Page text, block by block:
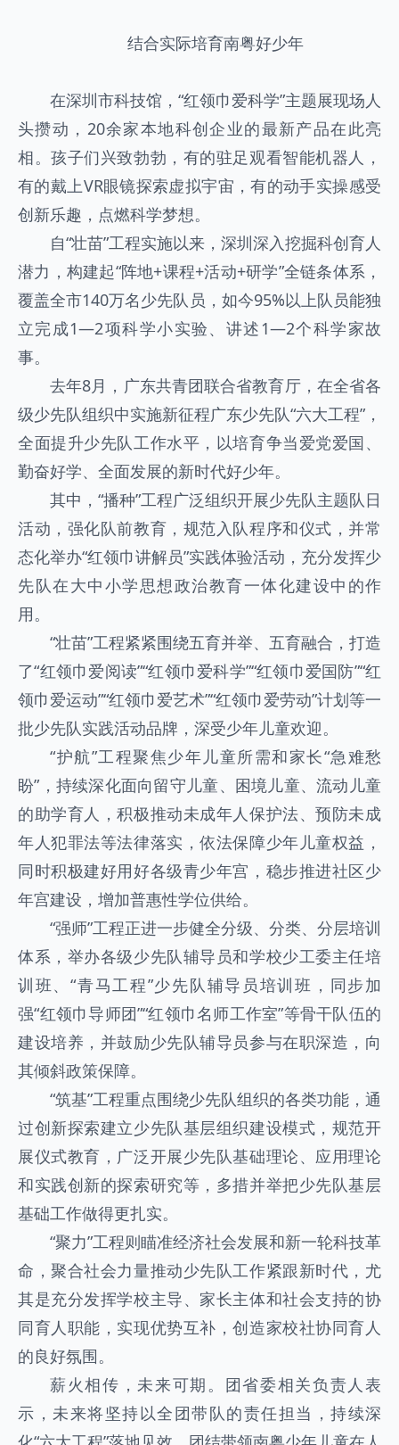
结合实际培育南粤好少年
在深圳市科技馆，“红领巾爱科学”主题展现场人
头攒动，20余家本地科创企业的最新产品在此亮
相。孩子们兴致勃勃，有的驻足观看智能机器人，
有的戴上VR眼镜探索虚拟宇宙，有的动手实操感受
创新乐趣，点燃科学梦想。
自“壮苗”工程实施以来，深圳深入挖掘科创育人
潜力，构建起“阵地+课程+活动+研学”全链条体系，
覆盖全市140万名少先队员，如今95%以上队员能独
立完成1—2项科学小实验、讲述1—2个科学家故
事。
去年8月，广东共青团联合省教育厅，在全省各
级少先队组织中实施新征程广东少先队“六大工程”，
全面提升少先队工作水平，以培育争当爱党爱国、
勤奋好学、全面发展的新时代好少年。
其中，“播种”工程广泛组织开展少先队主题队日
活动，强化队前教育，规范入队程序和仪式，并常
态化举办“红领巾讲解员”实践体验活动，充分发挥少
先队在大中小学思想政治教育一体化建设中的作
用。
“壮苗”工程紧紧围绕五育并举、五育融合，打造
了“红领巾爱阅读”“红领巾爱科学”“红领巾爱国防”“红
领巾爱运动”“红领巾爱艺术”“红领巾爱劳动”计划等一
批少先队实践活动品牌，深受少年儿童欢迎。
“护航”工程聚焦少年儿童所需和家长“急难愁
盼”，持续深化面向留守儿童、困境儿童、流动儿童
的助学育人，积极推动未成年人保护法、预防未成
年人犯罪法等法律落实，依法保障少年儿童权益，
同时积极建好用好各级青少年宫，稳步推进社区少
年宫建设，增加普惠性学位供给。
“强师”工程正进一步健全分级、分类、分层培训
体系，举办各级少先队辅导员和学校少工委主任培
训班、“青马工程”少先队辅导员培训班，同步加
强“红领巾导师团”“红领巾名师工作室”等骨干队伍的
建设培养，并鼓励少先队辅导员参与在职深造，向
其倾斜政策保障。
“筑基”工程重点围绕少先队组织的各类功能，通
过创新探索建立少先队基层组织建设模式，规范开
展仪式教育，广泛开展少先队基础理论、应用理论
和实践创新的探索研究等，多措并举把少先队基层
基础工作做得更扎实。
“聚力”工程则瞄准经济社会发展和新一轮科技革
命，聚合社会力量推动少先队工作紧跟新时代，尤
其是充分发挥学校主导、家长主体和社会支持的协
同育人职能，实现优势互补，创造家校社协同育人
的良好氛围。
薪火相传，未来可期。团省委相关负责人表
示，未来将坚持以全团带队的责任担当，持续深